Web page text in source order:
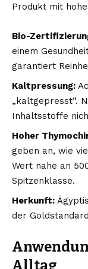
Produkt mit
Bio-
einem
garantiert
Kaltpressung:
„kaltgepresst“.
Inhaltsstoffe
Hoher
geben an, wie
Wert nahe an
Spitzenklasse.
Herkunft:
der
Alltag